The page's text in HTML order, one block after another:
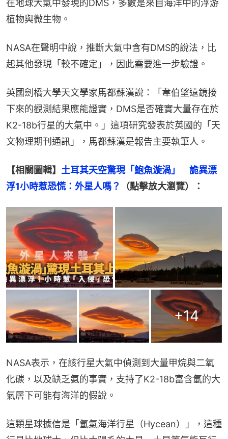
在地球大氣中發現的DMS，多數是來自海洋中的浮游
植物與微生物。
NASA在聲明中說，推斷大氣中含有DMS的說法，比
起其他發現「較不確定」，因此需要進一步驗證。
英國劍橋大學天文學家馬都蘇漢說：「韋伯望遠鏡接
下來的觀測結果應能證實，DMS是否確實大量存在於
K2-18b行星的大氣中。」這項研究發表於英國的「天
文物理期刊通訊」，馬都蘇漢是報告主要執筆人。
【相關圖輯】 土耳其天空驚現「鮑魚漩渦」　詭異漂
浮1小時惹恐慌：外星人嗎？
（點擊放大瀏覽）：
+14
NASA表示，在該行星大氣中偵測到大量甲烷與二氧
化碳，以及缺乏氨的事實，支持了K2-18b富含氫的大
氣層下可能有海洋的假說。
這顆星球據信是「氫氣海洋行星（Hycean）」，這種